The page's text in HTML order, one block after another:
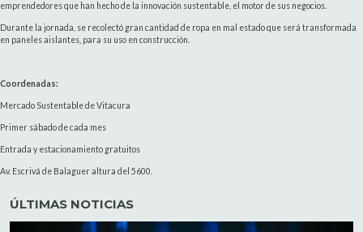
emprendedores que han hecho de la innovación sustentable, el motor de sus negocios.
Durante la jornada, se recolectó gran cantidad de ropa en mal estado que será transformada
en paneles aislantes, para su uso en construcción.
Coordenadas:
Mercado Sustentable de Vitacura
Primer sábado de cada mes
Entrada y estacionamiento gratuitos
Av. Escrivá de Balaguer altura del 5600.
ÚLTIMAS NOTICIAS